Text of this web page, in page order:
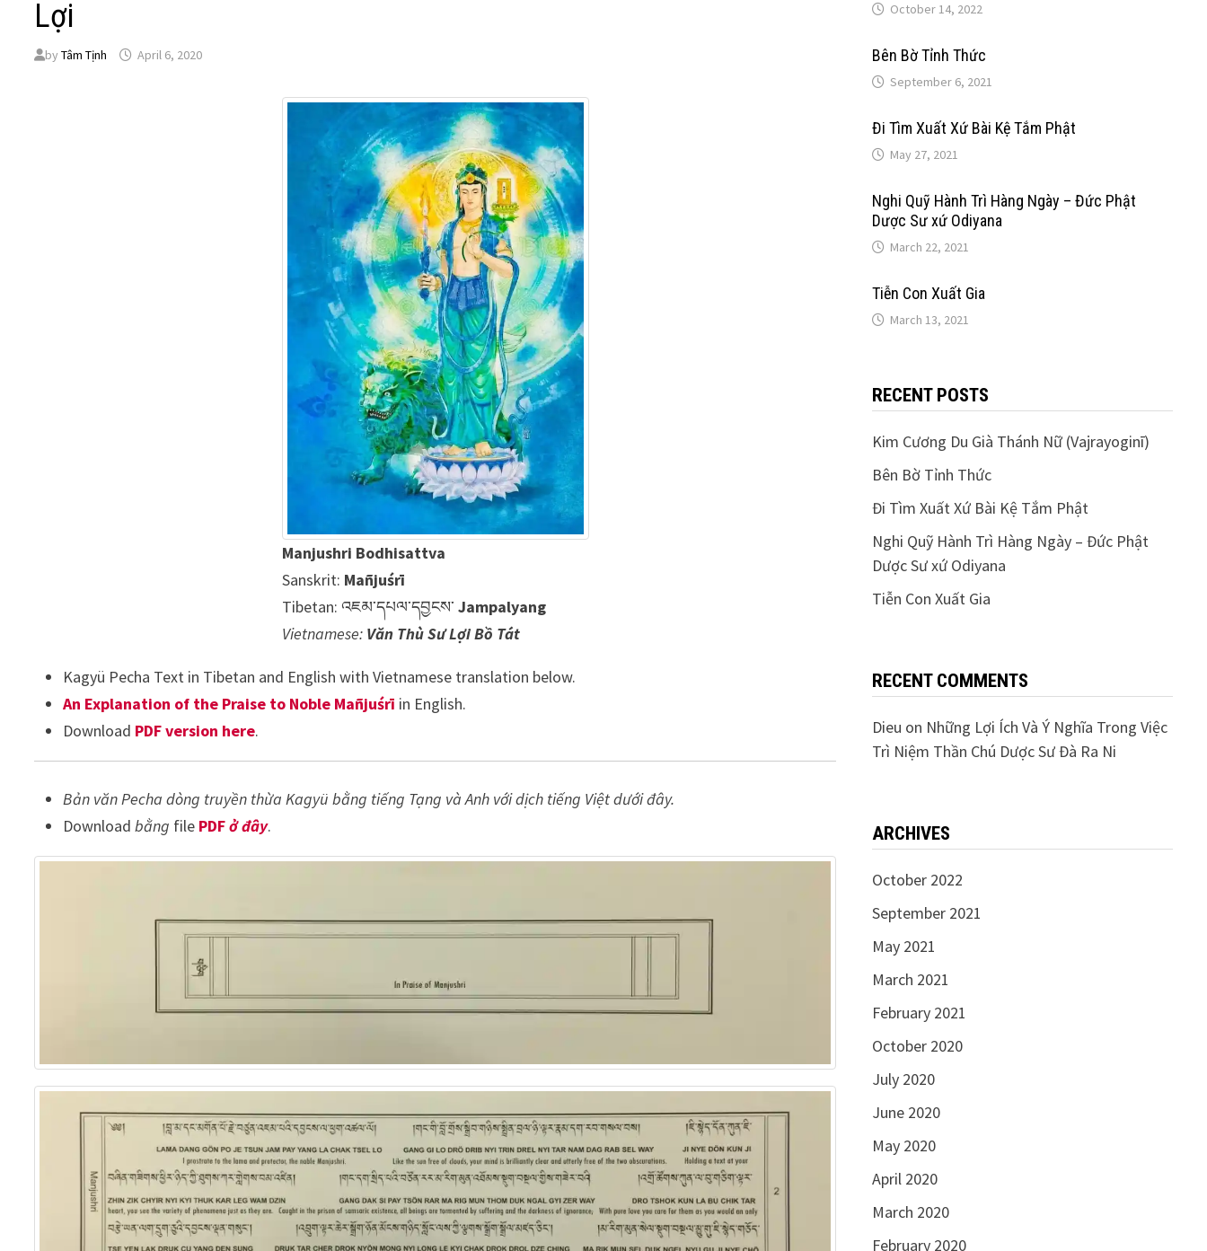
Lợi
byTâm Tịnh April 6, 2020
Manjushri Bodhisattva
Sanskrit: Mañjuśrī
Tibetan: འཇམ་དཔལ་དབྱངས་ Jampalyang
Vietnamese:Văn Thù Sư Lợi Bồ Tát
Kagyü Pecha Text in Tibetan and English with Vietnamese translation below.
An Explanation of the Praise to Noble Mañjuśrī in English.
Download PDF version here.
Bản văn Pecha dòng truyền thừa Kagyü bằng tiếng Tạng và Anh với dịch tiếng Việt dưới đây.
Downloadbằng file PDFở đây.
October 14, 2022
Bên Bờ Tỉnh Thức
September 6, 2021
Đi Tìm Xuất Xứ Bài Kệ Tắm Phật
May 27, 2021
Nghi Quỹ Hành Trì Hàng Ngày – Đức Phật
Dược Sư xứ Odiyana
March 22, 2021
Tiễn Con Xuất Gia
March 13, 2021
RECENT POSTS
Kim Cương Du Già Thánh Nữ (Vajrayoginī)
Bên Bờ Tỉnh Thức
Đi Tìm Xuất Xứ Bài Kệ Tắm Phật
Nghi Quỹ Hành Trì Hàng Ngày – Đức Phật
Dược Sư xứ Odiyana
Tiễn Con Xuất Gia
RECENT COMMENTS
Dieu on Những Lợi Ích Và Ý Nghĩa Trong Việc
Trì Niệm Thần Chú Dược Sư Đà Ra Ni
ARCHIVES
October 2022
September 2021
May 2021
March 2021
February 2021
October 2020
July 2020
June 2020
May 2020
April 2020
March 2020
February 2020